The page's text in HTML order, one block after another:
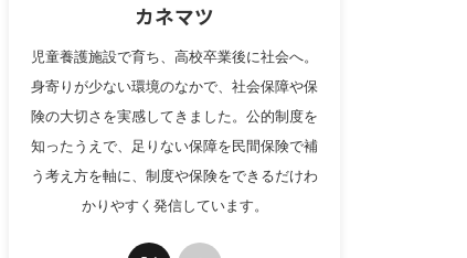
カネマツ
児童養護施設で育ち、高校卒業後に社会へ。
身寄りが少ない環境のなかで、社会保障や保
険の大切さを実感してきました。公的制度を
知ったうえで、足りない保障を民間保険で補
う考え方を軸に、制度や保険をできるだけわ
かりやすく発信しています。